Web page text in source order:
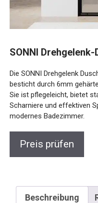
SONNI
Die SONNI Drehgelenk
besticht durch 6mm
Sie ist pflegeleicht, bietet
Scharniere und effektiven
modernes Badezimmer.
Preis prüfen
Beschreibung